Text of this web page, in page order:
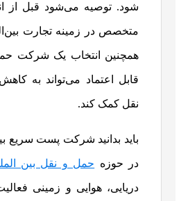
شود. توصیه می‌شود قبل از
متخصص در زمینه تجارت
همچنین انتخاب یک شرکت
قابل اعتماد می‌تواند به
نقل کمک کند.
باید بدانید شرکت پست سریع
در حوزه حمل و نقل بین
دریایی، هوایی و زمینی